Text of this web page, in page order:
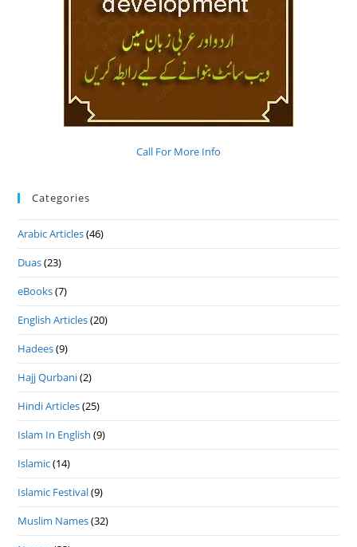
Call For More Info
Categories
Arabic Articles(46)
Duas(23)
eBooks(7)
English Articles(20)
Hadees(9)
Hajj Qurbani(2)
Hindi Articles(25)
Islam In English (9)
Islamic(14)
Islamic Festival(9)
Muslim Names(32)